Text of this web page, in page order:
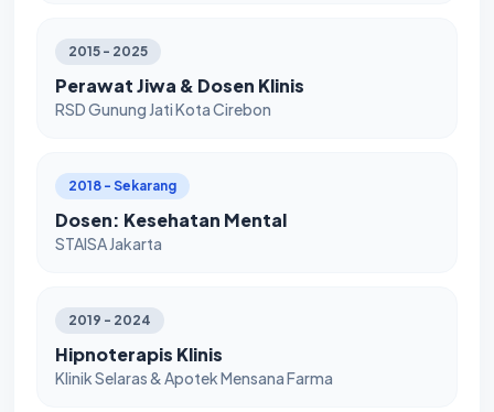
2015 - 2025
Perawat Jiwa & Dosen Klinis
RSD Gunung Jati Kota Cirebon
2018 - Sekarang
Dosen: Kesehatan Mental
STAISA Jakarta
2019 - 2024
Hipnoterapis Klinis
Klinik Selaras & Apotek Mensana Farma